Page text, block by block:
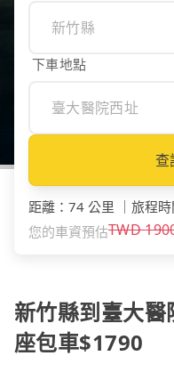
下車地點
查
距離 ： 74 公里 旅程時
您的車資預估TWD
新竹縣到臺大
座包車$1790